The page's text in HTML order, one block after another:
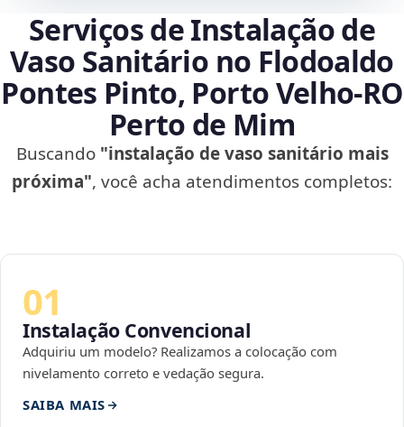
Serviços de Instalação de
Vaso Sanitário no Flodoaldo
Pontes Pinto, Porto Velho‑RO
Perto de Mim
Buscando "instalação de vaso sanitário mais
próxima", você acha atendimentos completos:
01
Instalação Convencional
Adquiriu um modelo? Realizamos a colocação com
nivelamento correto e vedação segura.
SAIBA MAIS